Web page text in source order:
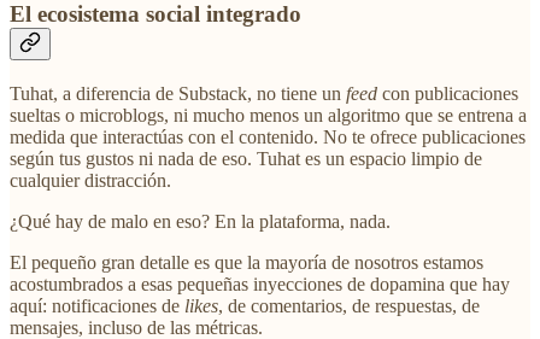
El ecosistema social integrado
Tuhat, a diferencia de Substack, no tiene un feed con publicaciones
sueltas o microblogs, ni mucho menos un algoritmo que se entrena a
medida que interactúas con el contenido. No te ofrece publicaciones
según tus gustos ni nada de eso. Tuhat es un espacio limpio de
cualquier distracción.
¿Qué hay de malo en eso? En la plataforma, nada.
El pequeño gran detalle es que la mayoría de nosotros estamos
acostumbrados a esas pequeñas inyecciones de dopamina que hay
aquí: notificaciones de likes, de comentarios, de respuestas, de
mensajes, incluso de las métricas.